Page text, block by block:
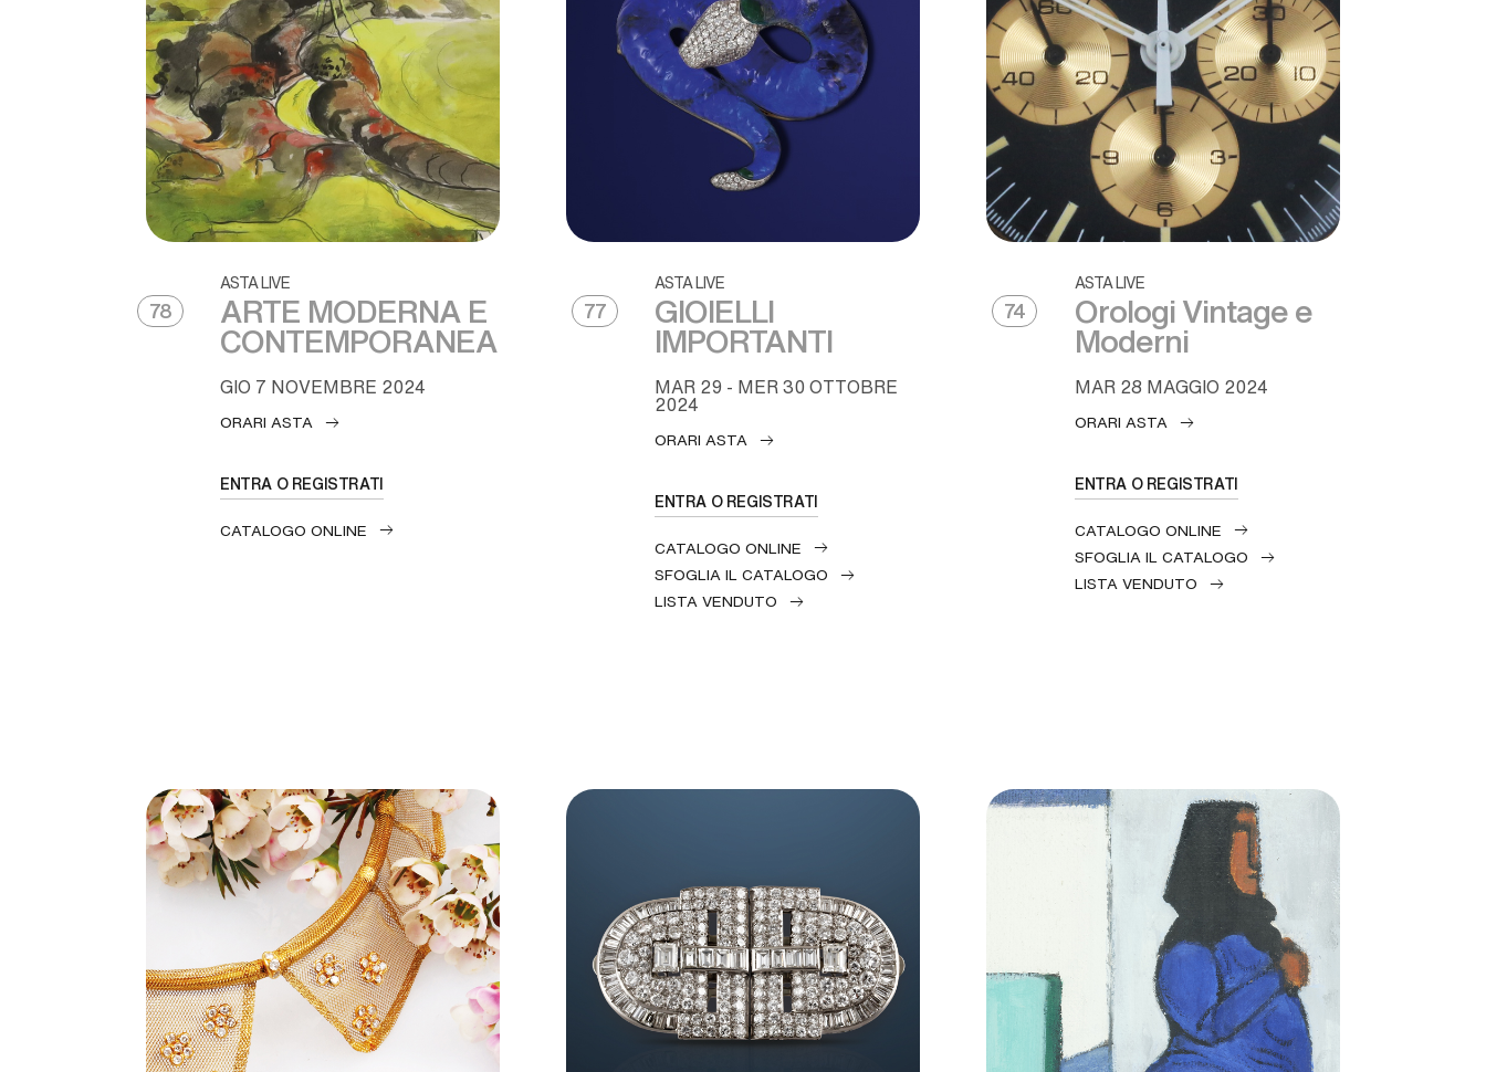
78
ASTA LIVE
ARTE MODERNA E
CONTEMPORANEA
GIO 7 NOVEMBRE 2024
ORARI ASTA
ENTRA O REGISTRATI
CATALOGO ONLINE
77
ASTA LIVE
GIOIELLI
IMPORTANTI
MAR 29 - MER30 OTTOBRE
2024
ORARI ASTA
ENTRA O REGISTRATI
CATALOGO ONLINE
SFOGLIA IL CATALOGO
LISTA VENDUTO
74
ASTA LIVE
Orologi Vintage e
Moderni
MAR 28 MAGGIO 2024
ORARI ASTA
ENTRA O REGISTRATI
CATALOGO ONLINE
SFOGLIA IL CATALOGO
LISTA VENDUTO